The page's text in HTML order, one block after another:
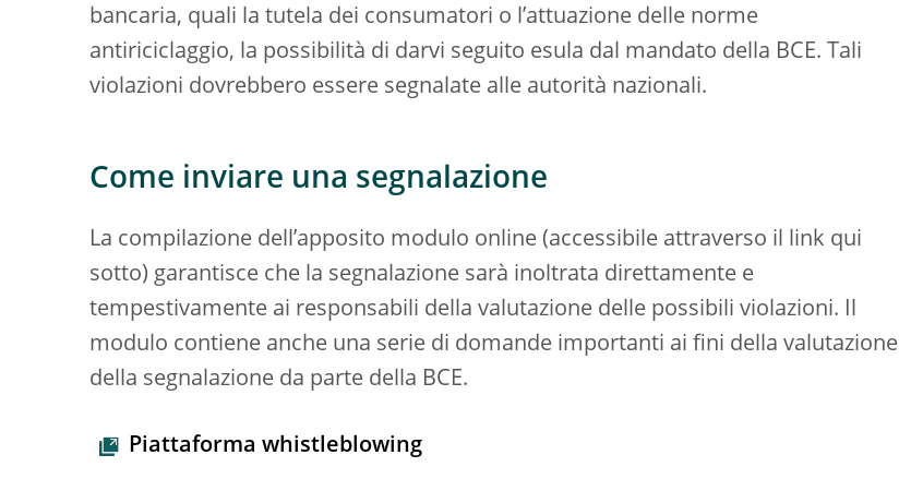
bancaria, quali la tutela dei consumatori o l’attuazione delle norme
antiriciclaggio, la possibilità di darvi seguito esula dal mandato della BCE. Tali
violazioni dovrebbero essere segnalate alle autorità nazionali.
Come inviare una segnalazione
La compilazione dell’apposito modulo online (accessibile attraverso il link qui
sotto) garantisce che la segnalazione sarà inoltrata direttamente e
tempestivamente ai responsabili della valutazione delle possibili violazioni. Il
modulo contiene anche una serie di domande importanti ai fini della valutazione
della segnalazione da parte della BCE.
Piattaforma whistleblowing